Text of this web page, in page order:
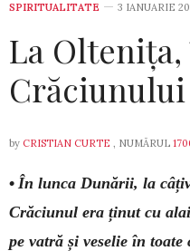
SPIRITUALITATE 3 IANUARIE
La
by CRISTIAN CURTE , NUMĂRUL
• În lunca Dunării, la
Crăciunul era ținut cu
pe vatră și veselie în